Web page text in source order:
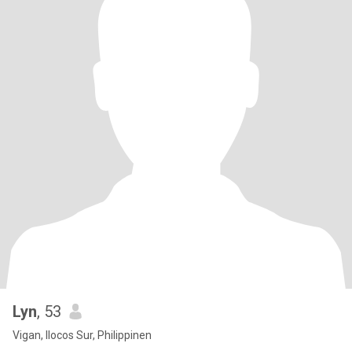
Lyn, 53
Vigan, Ilocos Sur, Philippinen